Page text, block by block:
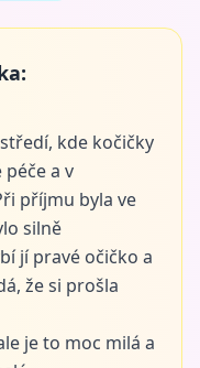
kde kočičky
a v
příjmu byla ve
silně
jí pravé očičko a
že si prošla
je to moc milá a